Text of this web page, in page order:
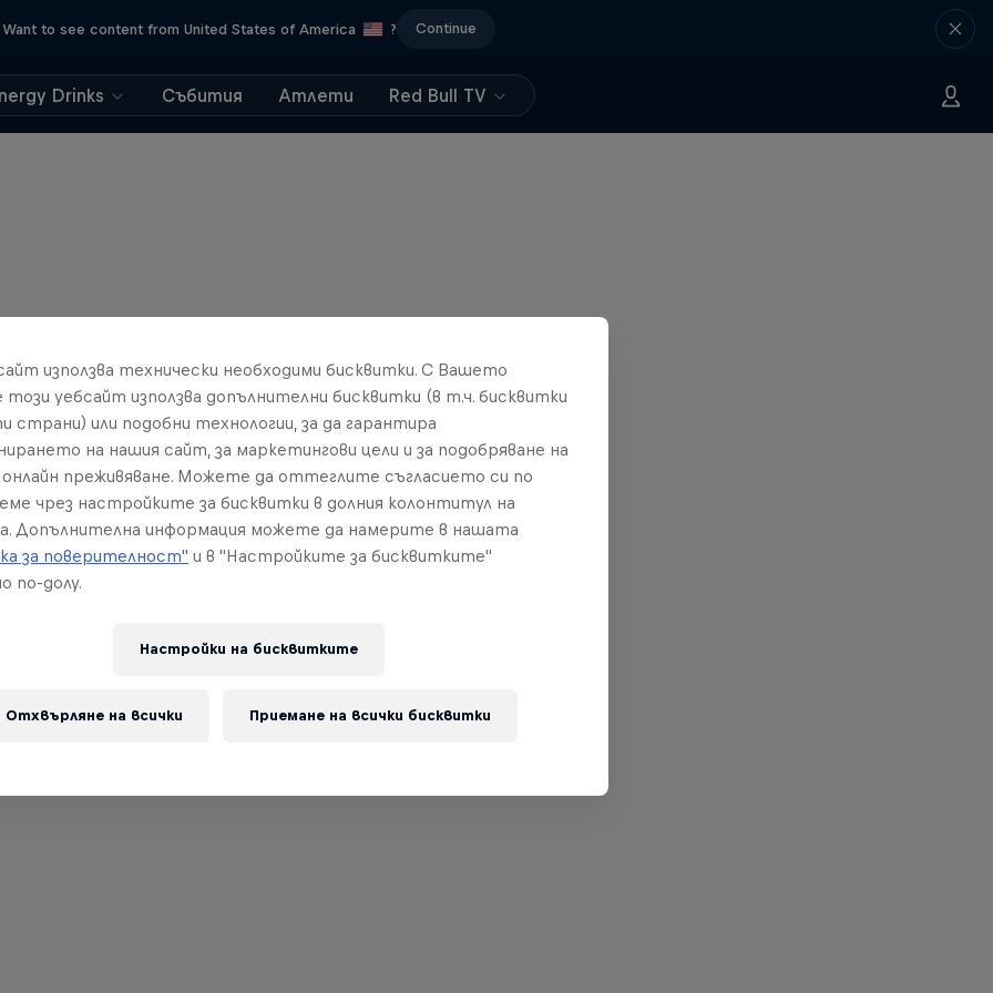
Want to see content from United States of America ? Continue
Drinks Събития Атлети Red Bull TV
използва технически необходими бисквитки. С Вашето
този уебсайт използва допълнителни бисквитки (в т.ч. бисквитки
страни) или подобни технологии, за да гарантира
на нашия сайт, за маркетингови цели и за подобряване на
преживяване. Можете да оттеглите съгласието си по
чрез настройките за бисквитки в долния колонтитул на
Допълнителна информация можете да намерите в нашата
за поверителност" и в "Настройките за бисквитките"
по-долу.
Настройки на бисквитките
Отхвърляне на всички Приемане на всички бисквитки